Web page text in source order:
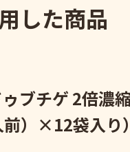
した商品
ブチゲ 2倍濃
）×12袋入り